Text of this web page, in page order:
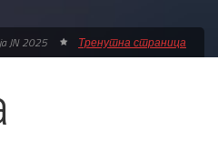
JN 2025 Тренутна страница